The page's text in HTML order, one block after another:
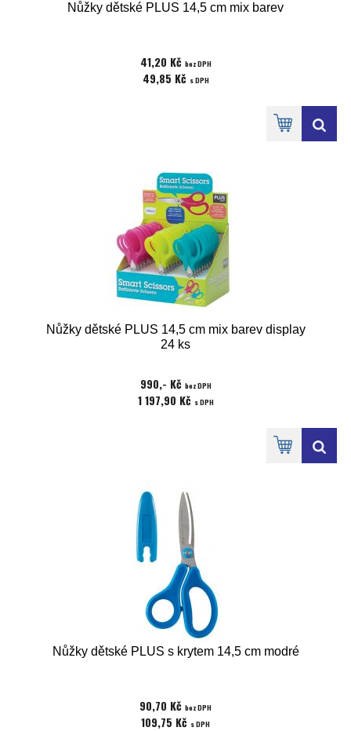
Nůžky dětské PLUS 14,5 cm mix barev
41,20 Kč bez DPH
49,85 Kč s DPH
Nůžky dětské PLUS 14,5 cm mix barev display
24 ks
990,- Kč bez DPH
1 197,90 Kč s DPH
Nůžky dětské PLUS s krytem 14,5 cm modré
90,70 Kč bez DPH
109,75 Kč s DPH